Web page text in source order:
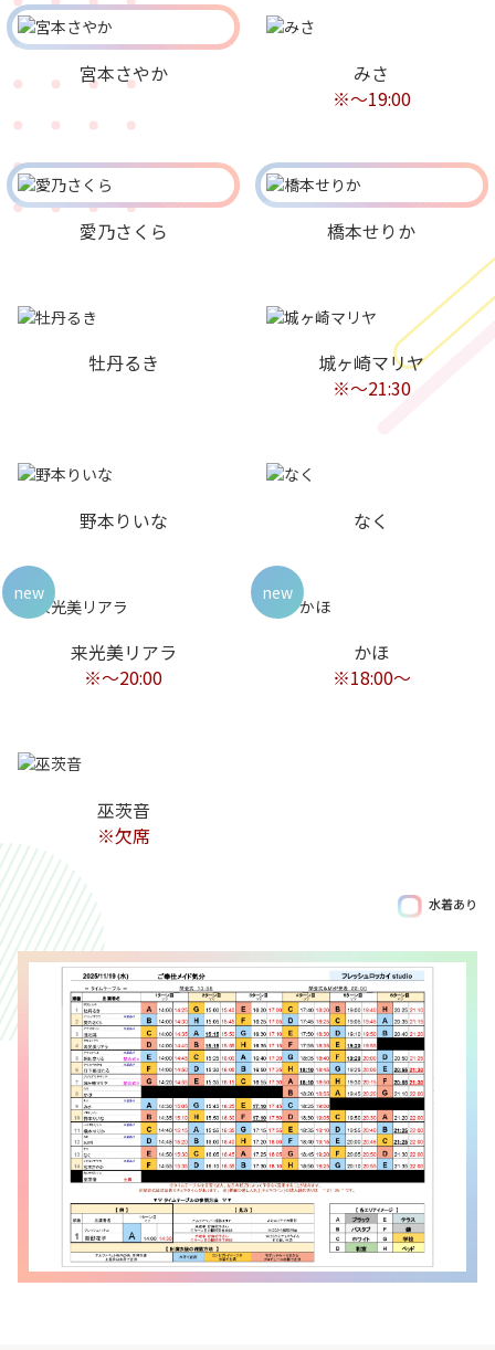
宮本さやか
みさ
※～19:00
愛乃さくら 橋本せりか
牡丹るき
城ヶ崎マリヤ
※～21:30
野本りいな なく
来光美リアラ
※〜20:00
new
かほ
※18:00〜
new
巫茨音
※欠席
水着あり